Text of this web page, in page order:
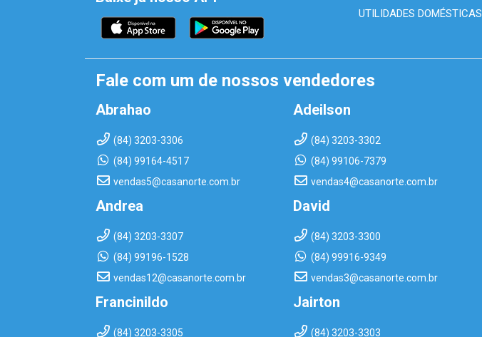
UTILIDADES DOMÉSTICAS
Fale com um de nossos vendedores
Abrahao
(84) 3203-3306
(84) 99164-4517
vendas5@casanorte.com.br
Adeilson
(84) 3203-3302
(84) 99106-7379
vendas4@casanorte.com.br
Andrea
(84) 3203-3307
(84) 99196-1528
vendas12@casanorte.com.br
David
(84) 3203-3300
(84) 99916-9349
vendas3@casanorte.com.br
Francinildo
(84) 3203-3305
Jairton
(84) 3203-3303